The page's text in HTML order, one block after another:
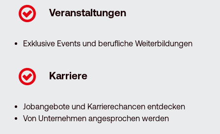
Veranstaltungen
Exklusive Events und berufliche Weiterbildungen
Karriere
Jobangebote und Karrierechancen entdecken
Von Unternehmen angesprochen werden